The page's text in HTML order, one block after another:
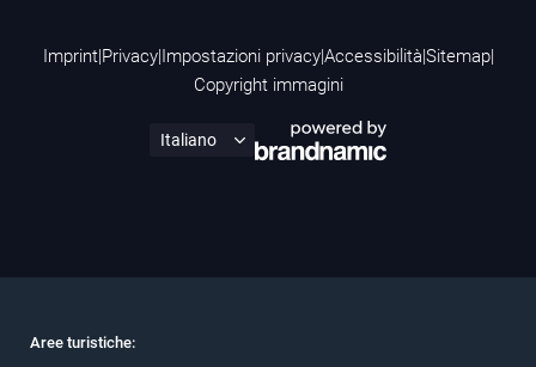
Imprint|Privacy|Impostazioni privacy|Accessibilità|Sitemap|
Copyright immagini
Aree turistiche: